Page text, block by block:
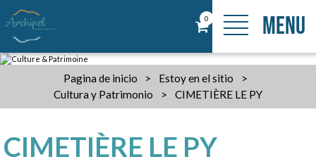
0 MENU
Pagina de inicio > Estoy en el sitio
>
Cultura y Patrimonio
> CIMETIÈRE LE PY
CIMETIÈRE LE PY